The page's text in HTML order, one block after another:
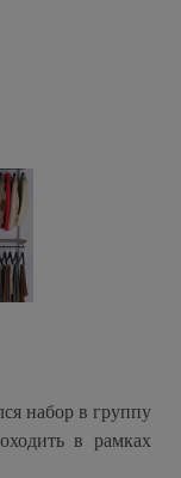
набор в группу
в рамках